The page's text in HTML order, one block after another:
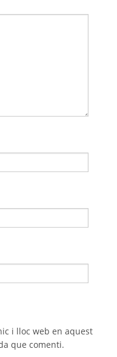
i lloc web en aquest
que comenti.